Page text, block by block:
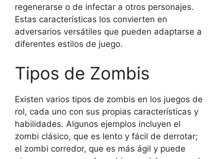
regenerarse o de infectar a otros personajes.
Estas características los convierten en
adversarios versátiles que pueden adaptarse a
diferentes estilos de juego.
Tipos de Zombis
Existen varios tipos de zombis en los juegos de
rol, cada uno con sus propias características y
habilidades. Algunos ejemplos incluyen el
zombi clásico, que es lento y fácil de derrotar;
el zombi corredor, que es más ágil y puede